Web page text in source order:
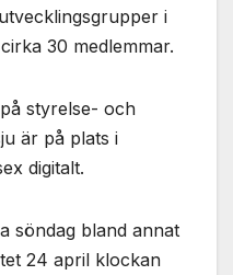
i
30 medlemmar.
styrelse- och
är på plats i
digitalt.
söndag bland annat
24 april klockan